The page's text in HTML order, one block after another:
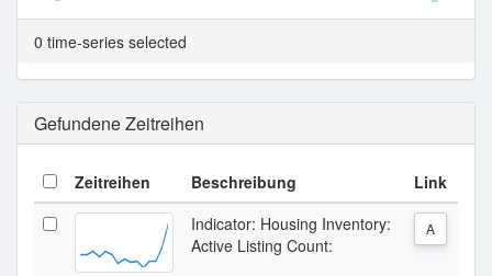
Tabellenansicht.
0 time-series selected
Gefundene Zeitreihen
Zeitreihen Beschreibung Link
Indicator: Housing Inventory:
Active Listing Count:
A